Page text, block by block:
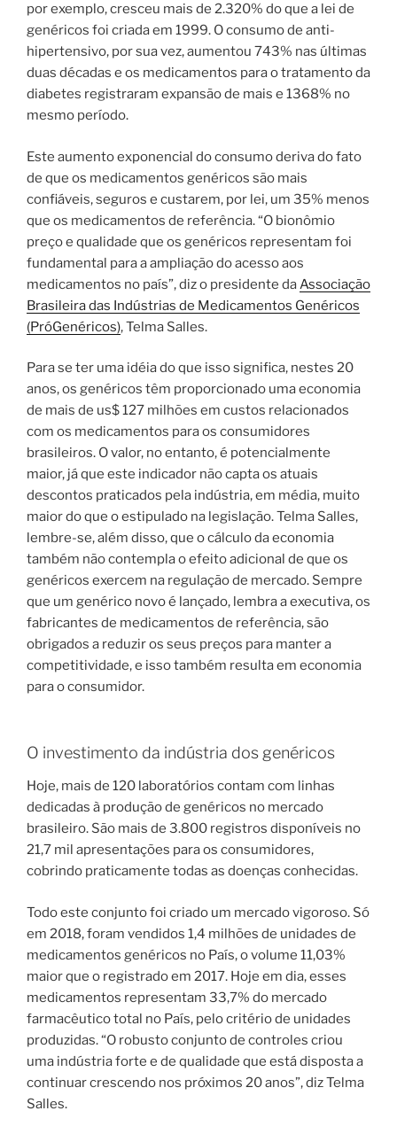
por exemplo, cresceu mais de 2.320% do que a lei de
genéricos foi criada em 1999. O consumo de anti-
hipertensivo, por sua vez, aumentou 743% nas últimas
duas décadas e os medicamentos para o tratamento da
diabetes registraram expansão de mais e 1368% no
mesmo período.
Este aumento exponencial do consumo deriva do fato
de que os medicamentos genéricos são mais
confiáveis, seguros e custarem, por lei, um 35% menos
que os medicamentos de referência. “O bionômio
preço e qualidade que os genéricos representam foi
fundamental para a ampliação do acesso aos
medicamentos no país”, diz o presidente daAssociação
Brasileira das Indústrias de Medicamentos Genéricos
(PróGenéricos), Telma Salles.
Para se ter uma idéia do que isso significa, nestes 20
anos, os genéricos têm proporcionado uma economia
de mais de us$ 127 milhões em custos relacionados
com os medicamentos para os consumidores
brasileiros. O valor, no entanto, é potencialmente
maior, já que este indicador não capta os atuais
descontos praticados pela indústria, em média, muito
maior do que o estipulado na legislação. Telma Salles,
lembre-se, além disso, que o cálculo da economia
também não contempla o efeito adicional de que os
genéricos exercem na regulação de mercado. Sempre
que um genérico novo é lançado, lembra a executiva, os
fabricantes de medicamentos de referência, são
obrigados a reduzir os seus preços para manter a
competitividade, e isso também resulta em economia
para o consumidor.
O investimento da indústria dos genéricos
Hoje, mais de 120 laboratórios contam com linhas
dedicadas à produção de genéricos no mercado
brasileiro. São mais de 3.800 registros disponíveis no
21,7 mil apresentações para os consumidores,
cobrindo praticamente todas as doenças conhecidas.
Todo este conjunto foi criado um mercado vigoroso. Só
em 2018, foram vendidos 1,4 milhões de unidades de
medicamentos genéricos no País, o volume 11,03%
maior que o registrado em 2017. Hoje em dia, esses
medicamentos representam 33,7% do mercado
farmacêutico total no País, pelo critério de unidades
produzidas. “O robusto conjunto de controles criou
uma indústria forte e de qualidade que está disposta a
continuar crescendo nos próximos 20 anos”, diz Telma
Salles.